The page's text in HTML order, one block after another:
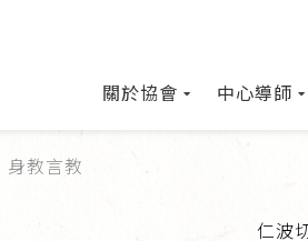
關於協會 中心導師
身教言教
仁波